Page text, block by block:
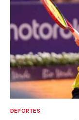
DEPORTES